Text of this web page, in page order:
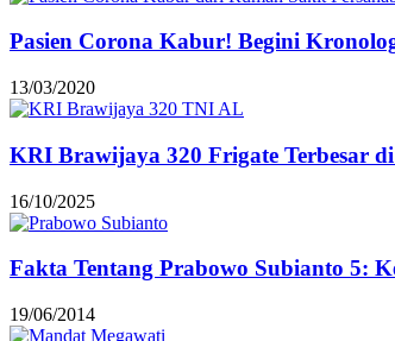
Pasien Corona Kabur! Begini
13/03/2020
KRI Brawijaya 320 Frigate Terbesar
16/10/2025
Fakta Tentang Prabowo Subianto 5:
19/06/2014